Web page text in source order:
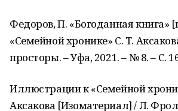
Федоров, П. «Богоданная книга»
«Семейной хронике» С. Т.
просторы. – Уфа, 2021. – № 8. – С.
Иллюстрации к «Семейной
Аксакова [Изоматериал] / Л.